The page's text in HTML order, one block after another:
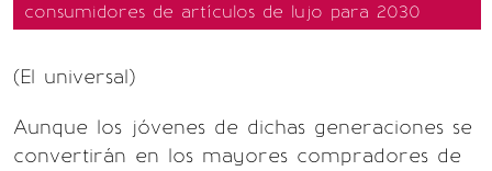
consumidores de artículos de lujo para 2030
(El universal)
Aunque los jóvenes de dichas generaciones se
convertirán en los mayores compradores de